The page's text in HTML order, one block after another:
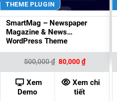
THEME PLUGIN
SmartMag – Newspaper
Magazine & News
WordPress Theme
500,000₫ Giá
gốc
là:
500,000 ₫.
80,000₫Giá
hiện
tại
là:
80,000 ₫.
Xem
Demo
Xem chi
tiết